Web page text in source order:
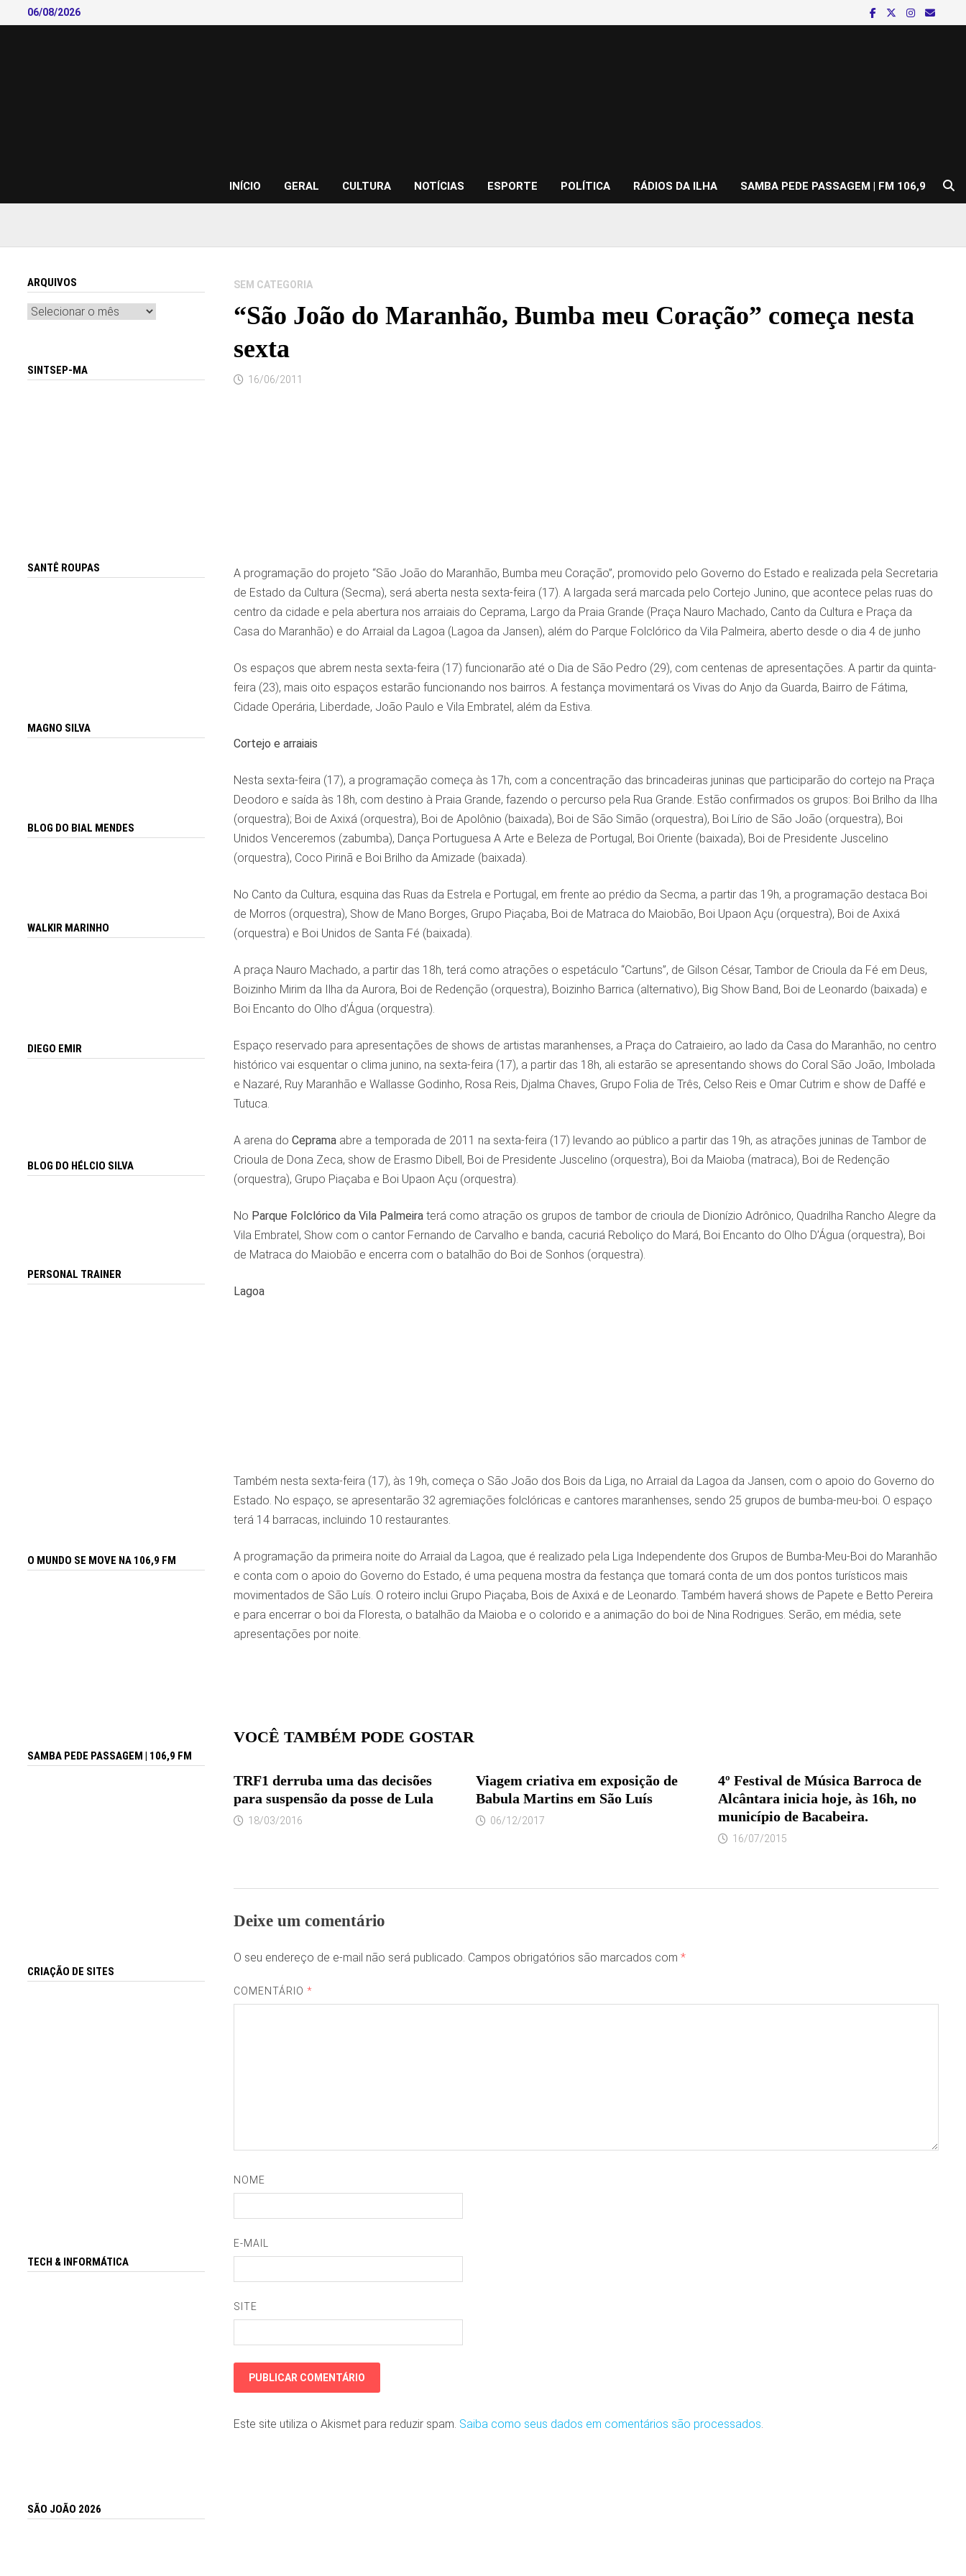
to
06/08/2026
INÍCIO GERAL CULTURA NOTÍCIAS ESPORTE POLÍTICA RÁDIOS DA ILHA SAMBA PEDE PASSAGEM | FM 106,9
SEM CATEGORIA
“São João do Maranhão, Bumba meu Coração” começa nesta
sexta
16/06/2011
A programação do projeto “São João do Maranhão, Bumba meu Coração”, promovido pelo Governo do Estado e realizada pela Secretaria
de Estado da Cultura (Secma), será aberta nesta sexta-feira (17). A largada será marcada pelo Cortejo Junino, que acontece pelas ruas do
centro da cidade e pela abertura nos arraiais do Ceprama, Largo da Praia Grande (Praça Nauro Machado, Canto da Cultura e Praça da
Casa do Maranhão) e do Arraial da Lagoa (Lagoa da Jansen), além do Parque Folclórico da Vila Palmeira, aberto desde o dia 4 de junho
Os espaços que abrem nesta sexta-feira (17) funcionarão até o Dia de São Pedro (29), com centenas de apresentações. A partir da quinta-
feira (23), mais oito espaços estarão funcionando nos bairros. A festança movimentará os Vivas do Anjo da Guarda, Bairro de Fátima,
Cidade Operária, Liberdade, João Paulo e Vila Embratel, além da Estiva.
Cortejo e arraiais
Nesta sexta-feira (17), a programação começa às 17h, com a concentração das brincadeiras juninas que participarão do cortejo na Praça
Deodoro e saída às 18h, com destino à Praia Grande, fazendo o percurso pela Rua Grande. Estão confirmados os grupos: Boi Brilho da Ilha
(orquestra); Boi de Axixá (orquestra), Boi de Apolônio (baixada), Boi de São Simão (orquestra), Boi Lírio de São João (orquestra), Boi
Unidos Venceremos (zabumba), Dança Portuguesa A Arte e Beleza de Portugal, Boi Oriente (baixada), Boi de Presidente Juscelino
(orquestra), Coco Pirinã e Boi Brilho da Amizade (baixada).
No Canto da Cultura, esquina das Ruas da Estrela e Portugal, em frente ao prédio da Secma, a partir das 19h, a programação destaca Boi
de Morros (orquestra), Show de Mano Borges, Grupo Piaçaba, Boi de Matraca do Maiobão, Boi Upaon Açu (orquestra), Boi de Axixá
(orquestra) e Boi Unidos de Santa Fé (baixada).
A praça Nauro Machado, a partir das 18h, terá como atrações o espetáculo “Cartuns”, de Gilson César, Tambor de Crioula da Fé em Deus,
Boizinho Mirim da Ilha da Aurora, Boi de Redenção (orquestra), Boizinho Barrica (alternativo), Big Show Band, Boi de Leonardo (baixada) e
Boi Encanto do Olho d’Água (orquestra).
Espaço reservado para apresentações de shows de artistas maranhenses, a Praça do Catraieiro, ao lado da Casa do Maranhão, no centro
histórico vai esquentar o clima junino, na sexta-feira (17), a partir das 18h, ali estarão se apresentando shows do Coral São João, Imbolada
e Nazaré, Ruy Maranhão e Wallasse Godinho, Rosa Reis, Djalma Chaves, Grupo Folia de Três, Celso Reis e Omar Cutrim e show de Daffé e
Tutuca.
A arena do Cepramaabre a temporada de 2011 na sexta-feira (17) levando ao público a partir das 19h, as atrações juninas de Tambor de
Crioula de Dona Zeca, show de Erasmo Dibell, Boi de Presidente Juscelino (orquestra), Boi da Maioba (matraca), Boi de Redenção
(orquestra), Grupo Piaçaba e Boi Upaon Açu (orquestra).
No Parque Folclórico da Vila Palmeira terá como atração os grupos de tambor de crioula de Dionízio Adrônico, Quadrilha Rancho Alegre da
Vila Embratel, Show com o cantor Fernando de Carvalho e banda, cacuriá Reboliço do Mará, Boi Encanto do Olho D’Água (orquestra), Boi
de Matraca do Maiobão e encerra com o batalhão do Boi de Sonhos (orquestra).
Lagoa
Também nesta sexta-feira (17), às 19h, começa o São João dos Bois da Liga, no Arraial da Lagoa da Jansen, com o apoio do Governo do
Estado. No espaço, se apresentarão 32 agremiações folclóricas e cantores maranhenses, sendo 25 grupos de bumba-meu-boi. O espaço
terá 14 barracas, incluindo 10 restaurantes.
A programação da primeira noite do Arraial da Lagoa, que é realizado pela Liga Independente dos Grupos de Bumba-Meu-Boi do Maranhão
e conta com o apoio do Governo do Estado, é uma pequena mostra da festança que tomará conta de um dos pontos turísticos mais
movimentados de São Luís. O roteiro inclui Grupo Piaçaba, Bois de Axixá e de Leonardo. Também haverá shows de Papete e Betto Pereira
e para encerrar o boi da Floresta, o batalhão da Maioba e o colorido e a animação do boi de Nina Rodrigues. Serão, em média, sete
apresentações por noite.
VOCÊ TAMBÉM PODE GOSTAR
TRF1 derruba uma das decisões
para suspensão da posse de Lula
18/03/2016
Viagem criativa em exposição de
Babula Martins em São Luís
06/12/2017
4º Festival de Música Barroca de
Alcântara inicia hoje, às 16h, no
município de Bacabeira.
16/07/2015
Deixe um comentário
O seu endereço de e-mail não será publicado. Campos obrigatórios são marcados com *
COMENTÁRIO*
NOME
E-MAIL
SITE
Este site utiliza o Akismet para reduzir spam. Saiba como seus dados em comentários são processados.
ARQUIVOS
Arquivos
SINTSEP-MA
SANTÊ ROUPAS
MAGNO SILVA
BLOG DO BIAL MENDES
WALKIR MARINHO
DIEGO EMIR
BLOG DO HÉLCIO SILVA
PERSONAL TRAINER
O MUNDO SE MOVE NA 106,9 FM
SAMBA PEDE PASSAGEM | 106,9 FM
CRIAÇÃO DE SITES
TECH & INFORMÁTICA
SÃO JOÃO 2026